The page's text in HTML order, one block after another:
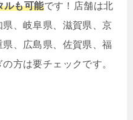
ルも可能です！店舗は北
、岐阜県、滋賀県、京
、広島県、佐賀県、福
方は要チェックです。